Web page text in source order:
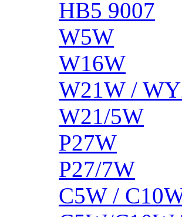
HB5 9007
W5W
W16W
W21W /
W21/5W
P27W
P27/7W
C5W /